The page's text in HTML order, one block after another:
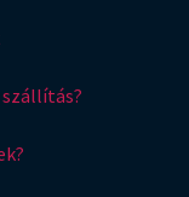
szállítás?